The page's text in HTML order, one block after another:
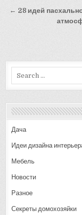
записям
← 28 идей
Дача
Идеи дизайна
Мебель
Новости
Разное
Секреты домохозяйки